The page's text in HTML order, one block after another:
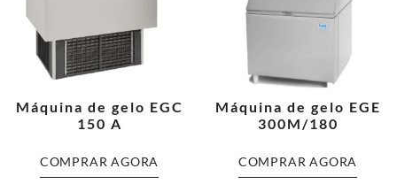
Máquina de gelo EGC
150 A
COMPRAR AGORA
Máquina de gelo EGE
300M/180
COMPRAR AGORA